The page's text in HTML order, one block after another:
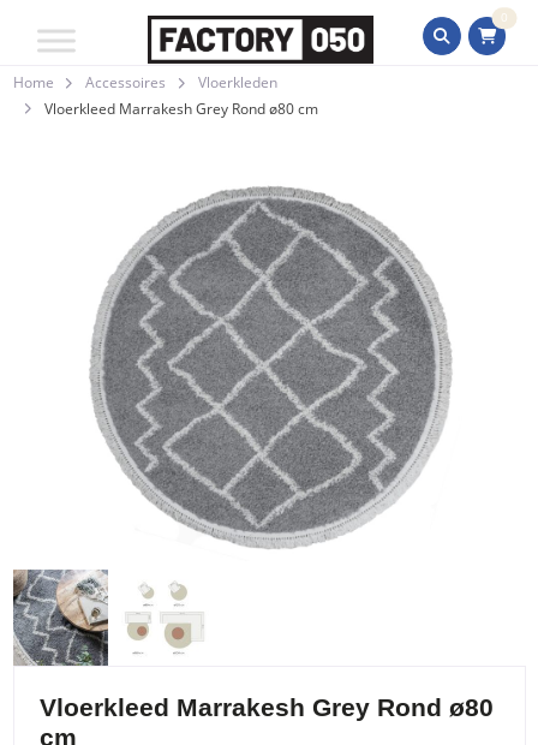
0
Home Accessoires
Vloerkleden
Vloerkleed Marrakesh Grey Rond ø80 cm
Vloerkleed Marrakesh Grey Rond ø80
cm